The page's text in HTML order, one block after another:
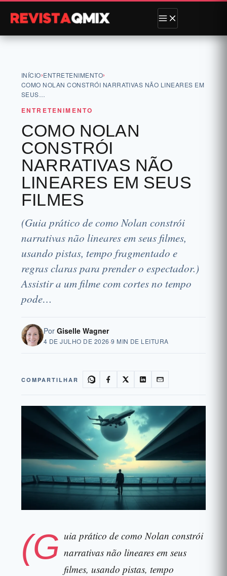
INÍCIO›ENTRETENIMENTO›
COMO NOLAN CONSTRÓI NARRATIVAS NÃO LINEARES EM
SEUS…
ENTRETENIMENTO
COMO NOLAN
CONSTRÓI
NARRATIVAS NÃO
LINEARES EM SEUS
FILMES
(Guia prático de como Nolan constrói
narrativas não lineares em seus filmes,
usando pistas, tempo fragmentado e
regras claras para prender o espectador.)
Assistir a um filme com cortes no tempo
pode…
Por Giselle Wagner
4 DE JULHO DE 2026·9 MIN DE LEITURA
COMPARTILHAR
(G uia prático de como Nolan constrói
narrativas não lineares em seus
filmes, usando pistas, tempo